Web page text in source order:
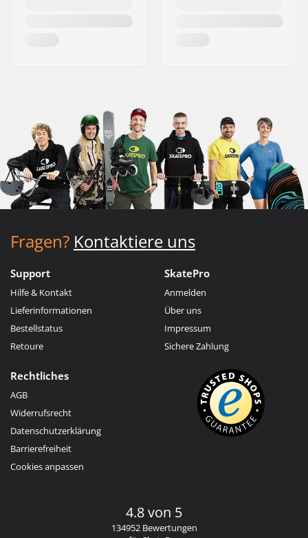
Fragen? Kontaktiere uns
Support
Hilfe & Kontakt
Lieferinformationen
Bestellstatus
Retoure
SkatePro
Anmelden
Über uns
Impressum
Sichere Zahlung
Rechtliches
AGB
Widerrufsrecht
Datenschutzerklärung
Barrierefreiheit
Cookies anpassen
4.8 von 5
134952 Bewertungen